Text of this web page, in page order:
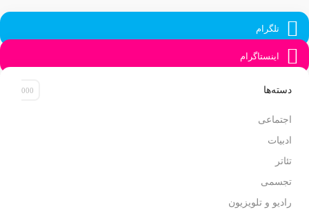
تلگرام
اینستاگرام
دسته‌ها
اجتماعی
ادبیات
تئاتر
تجسمی
رادیو و تلویزیون